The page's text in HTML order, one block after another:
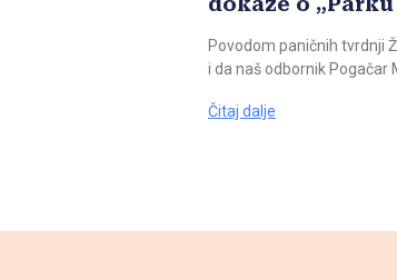
Povodom paničnih tvrdnji
i da naš odbornik Pogačar
Čitaj dalje